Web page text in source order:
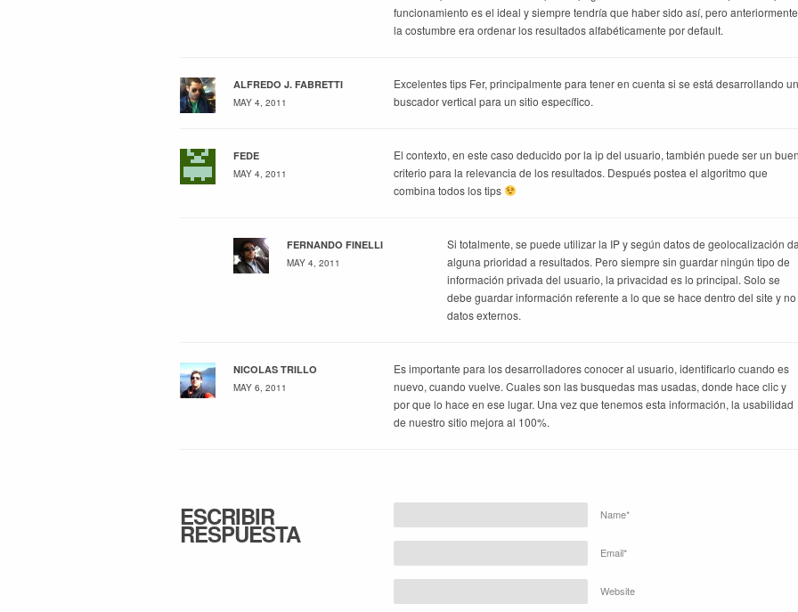
funcionamiento es el ideal y siempre tendría que haber sido así, pero anteriormente
la costumbre era ordenar los resultados alfabéticamente por default.
ALFREDO J. FABRETTI
MAY 4, 2011
Excelentes tips Fer, principalmente para tener en cuenta si se está desarrollando un
buscador vertical para un sitio específico.
FEDE
MAY 4, 2011
El contexto, en este caso deducido por la ip del usuario, también puede ser un
criterio para la relevancia de los resultados. Después postea el algoritmo que
combina todos los tips
FERNANDO FINELLI
MAY 4, 2011
Si totalmente, se puede utilizar la IP y según datos de geolocalización
alguna prioridad a resultados. Pero siempre sin guardar ningún tipo de
información privada del usuario, la privacidad es lo principal. Solo se
debe guardar información referente a lo que se hace dentro del site y no
datos externos.
NICOLAS TRILLO
MAY 6, 2011
Es importante para los desarrolladores conocer al usuario, identificarlo cuando es
nuevo, cuando vuelve. Cuales son las busquedas mas usadas, donde hace clic y
por que lo hace en ese lugar. Una vez que tenemos esta información, la usabilidad
de nuestro sitio mejora al 100%.
ESCRIBIR
RESPUESTA
Name*
Email*
Website